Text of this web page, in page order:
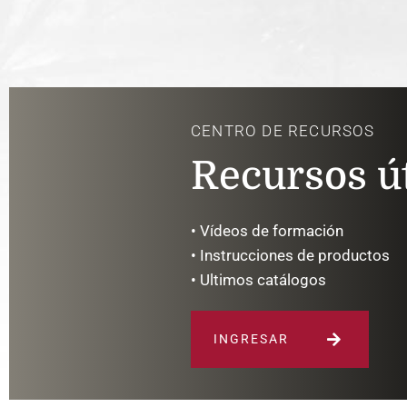
CENTRO DE RECURSOS
Recursos
• Vídeos de formación
• Instrucciones de productos
• Ultimos catálogos
INGRESAR